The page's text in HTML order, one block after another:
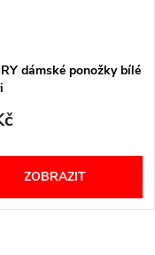
dámské ponožky bílé
ZOBRAZIT